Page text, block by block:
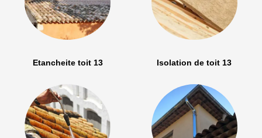
Etancheite toit 13 Isolation de toit 13